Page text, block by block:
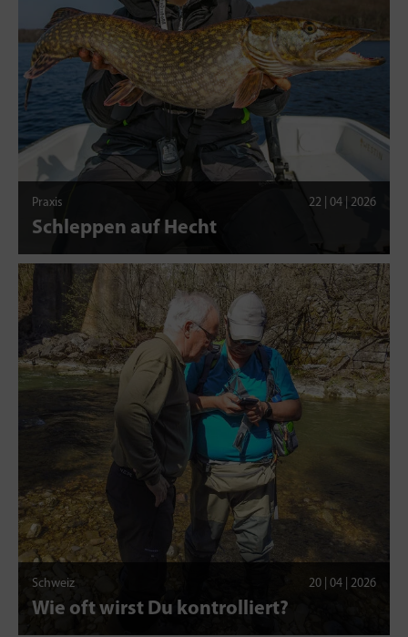
Praxis 22 | 04 | 2026
Schleppen auf Hecht
Schweiz 20 | 04 | 2026
Wie oft wirst Du kontrolliert?